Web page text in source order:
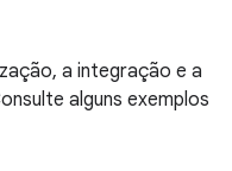
a integração e a
alguns exemplos